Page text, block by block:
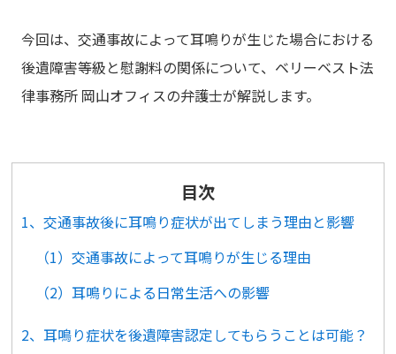
今回は、交通事故によって耳鳴りが生じた場合における
後遺障害等級と慰謝料の関係について、ベリーベスト法
律事務所 岡山オフィスの弁護士が解説します。
目次
1、交通事故後に耳鳴り症状が出てしまう理由と影響
（1）交通事故によって耳鳴りが生じる理由
（2）耳鳴りによる日常生活への影響
2、耳鳴り症状を後遺障害認定してもらうことは可能？